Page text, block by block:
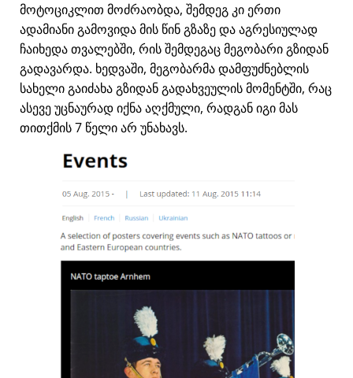
მოტოციკლით მოძრაობდა, შემდეგ კი ერთი
ადამიანი გამოვიდა მის წინ გზაზე და აგრესიულად
ჩაიხედა თვალებში, რის შემდეგაც მეგობარი გზიდან
გადავარდა. ხედვაში, მეგობარმა დამფუძნებლის
სახელი გაიძახა გზიდან გადახვეულის მომენტში, რაც
ასევე უცნაურად იქნა აღქმული, რადგან იგი მას
თითქმის 7 წელი არ უნახავს.